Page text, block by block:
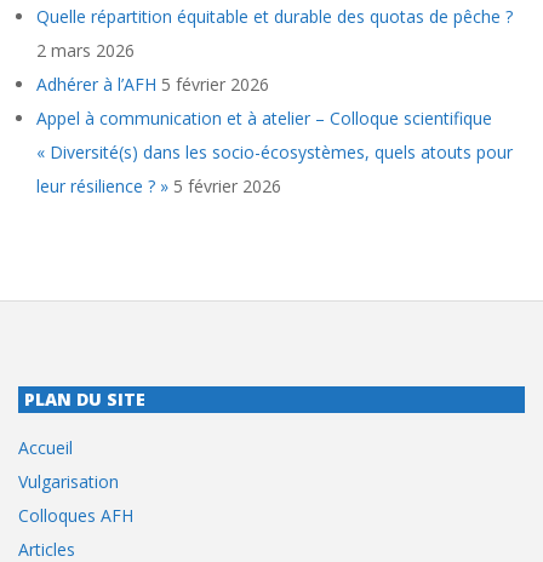
Quelle répartition équitable et durable des quotas de pêche ?
2 mars 2026
Adhérer à l’AFH 5 février 2026
Appel à communication et à atelier – Colloque scientifique
« Diversité(s) dans les socio-écosystèmes, quels atouts pour
leur résilience ? » 5 février 2026
PLAN DU SITE
Accueil
Vulgarisation
Colloques AFH
Articles